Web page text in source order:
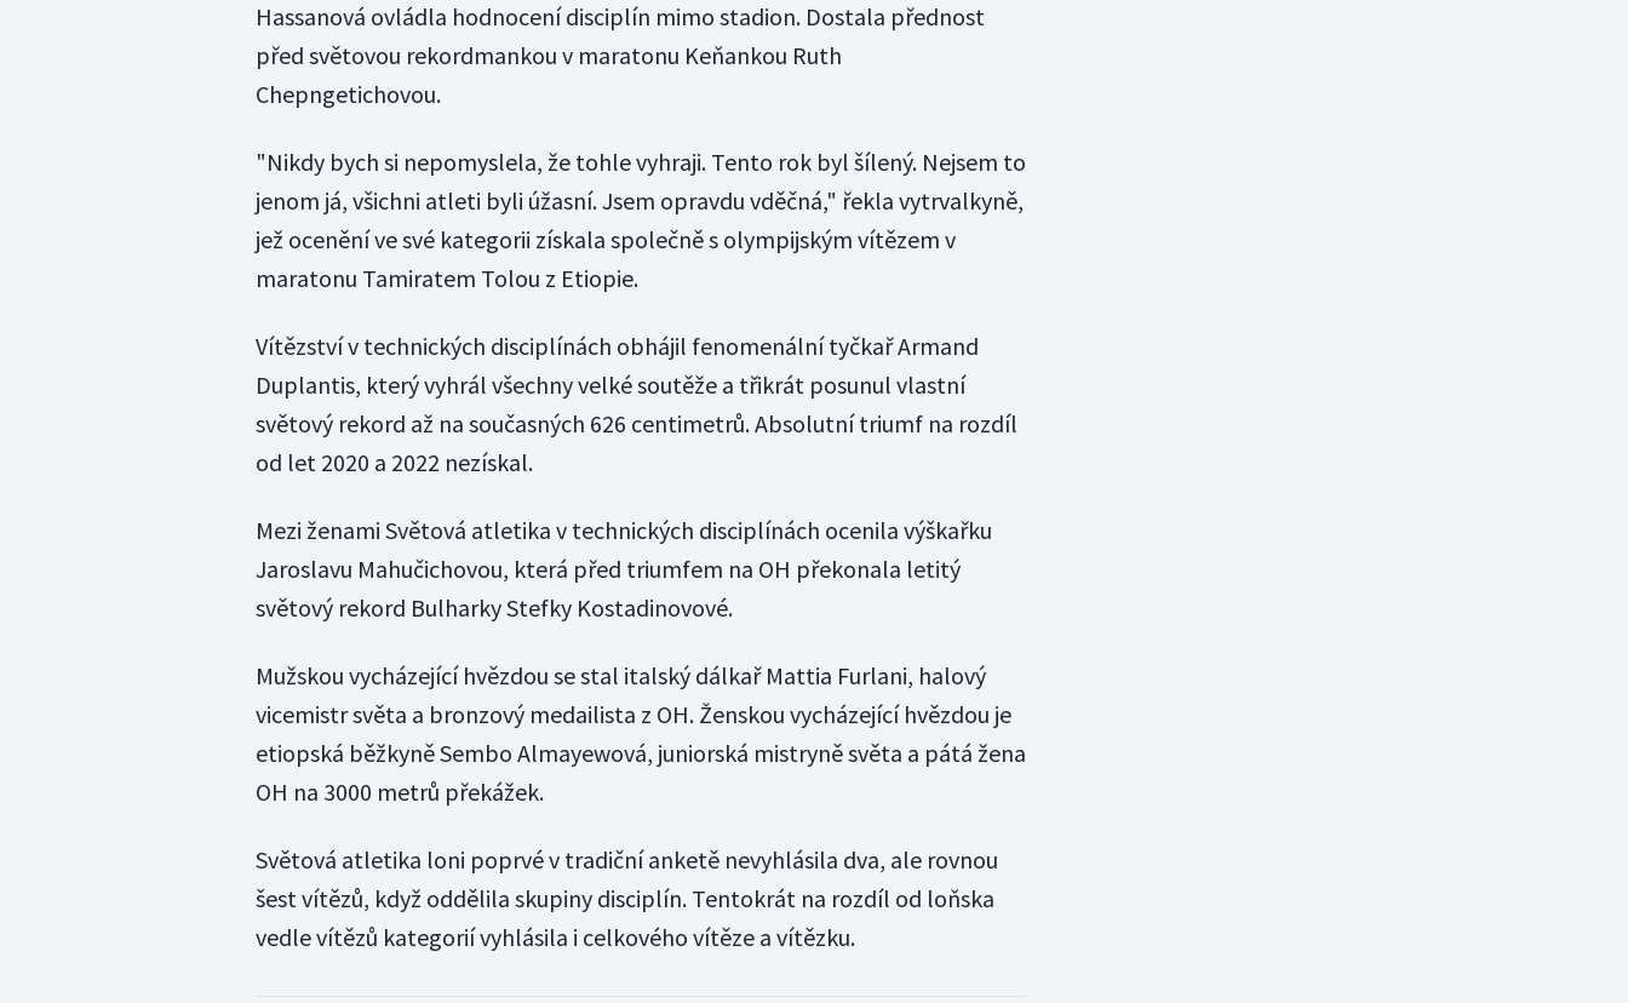
Hassanová ovládla hodnocení disciplín mimo stadion. Dostala přednost
před světovou rekordmankou v maratonu Keňankou Ruth
Chepngetichovou.
"Nikdy bych si nepomyslela, že tohle vyhraji. Tento rok byl šílený. Nejsem to
jenom já, všichni atleti byli úžasní. Jsem opravdu vděčná," řekla vytrvalkyně,
jež ocenění ve své kategorii získala společně s olympijským vítězem v
maratonu Tamiratem Tolou z Etiopie.
Vítězství v technických disciplínách obhájil fenomenální tyčkař Armand
Duplantis, který vyhrál všechny velké soutěže a třikrát posunul vlastní
světový rekord až na současných 626 centimetrů. Absolutní triumf na rozdíl
od let 2020 a 2022 nezískal.
Mezi ženami Světová atletika v technických disciplínách ocenila výškařku
Jaroslavu Mahučichovou, která před triumfem na OH překonala letitý
světový rekord Bulharky Stefky Kostadinovové.
Mužskou vycházející hvězdou se stal italský dálkař Mattia Furlani, halový
vicemistr světa a bronzový medailista z OH. Ženskou vycházející hvězdou je
etiopská běžkyně Sembo Almayewová, juniorská mistryně světa a pátá žena
OH na 3000 metrů překážek.
Světová atletika loni poprvé v tradiční anketě nevyhlásila dva, ale rovnou
šest vítězů, když oddělila skupiny disciplín. Tentokrát na rozdíl od loňska
vedle vítězů kategorií vyhlásila i celkového vítěze a vítězku.